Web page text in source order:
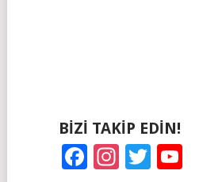
BIZI TAKIP EDIN!
Facebook
Instagram
Twitter